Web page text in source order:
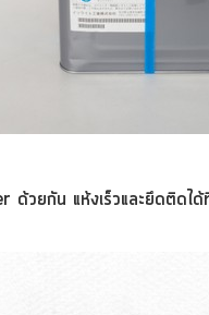
ด้วยกัน แห้งเร็วและยึดติดไ